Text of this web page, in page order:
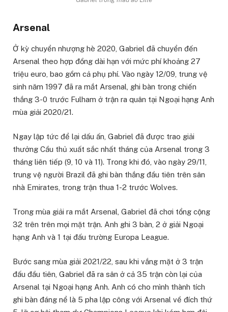
Arsenal
Ở kỳ chuyển nhượng hè 2020, Gabriel đã chuyển đến
Arsenal theo hợp đồng dài hạn với mức phí khoảng 27
triệu euro, bao gồm cả phụ phí. Vào ngày 12/09, trung vệ
sinh năm 1997 đã ra mắt Arsenal, ghi bàn trong chiến
thắng 3-0 trước Fulham ở trận ra quân tại Ngoại hạng Anh
mùa giải 2020/21.
Ngay lập tức để lại dấu ấn, Gabriel đã được trao giải
thưởng Cầu thủ xuất sắc nhất tháng của Arsenal trong 3
tháng liên tiếp (9, 10 và 11). Trong khi đó, vào ngày 29/11,
trung vệ người Brazil đã ghi bàn thắng đầu tiên trên sân
nhà Emirates, trong trận thua 1-2 trước Wolves.
Trong mùa giải ra mắt Arsenal, Gabriel đã chơi tổng cộng
32 trên trên mọi mặt trận. Anh ghi 3 bàn, 2 ở giải Ngoại
hạng Anh và 1 tại đấu trường Europa League.
Bước sang mùa giải 2021/22, sau khi vắng mặt ở 3 trận
đấu đầu tiên, Gabriel đã ra sân ở cả 35 trận còn lại của
Arsenal tại Ngoại hạng Anh. Anh có cho mình thành tích
ghi bàn đáng nể là 5 pha lập công với Arsenal về đích thứ